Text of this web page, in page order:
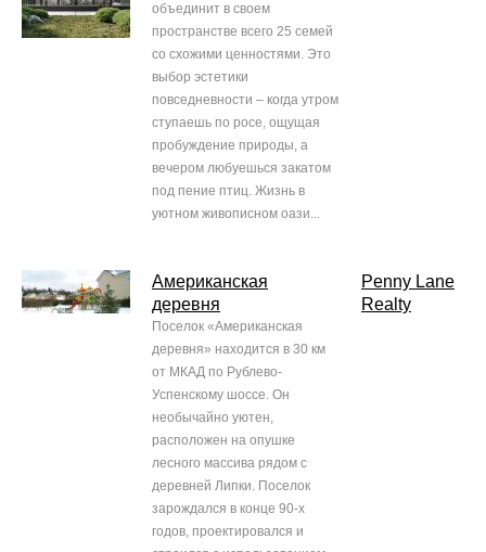
объединит в своем
пространстве всего 25 семей
со схожими ценностями. Это
выбор эстетики
повседневности – когда утром
ступаешь по росе, ощущая
пробуждение природы, а
вечером любуешься закатом
под пение птиц. Жизнь в
уютном живописном оази...
Американская
деревня
Поселок «Американская
деревня» находится в 30 км
от МКАД по Рублево-
Успенскому шоссе. Он
необычайно уютен,
расположен на опушке
лесного массива рядом с
деревней Липки. Поселок
зарождался в конце 90-х
годов, проектировался и
Penny Lane
Realty